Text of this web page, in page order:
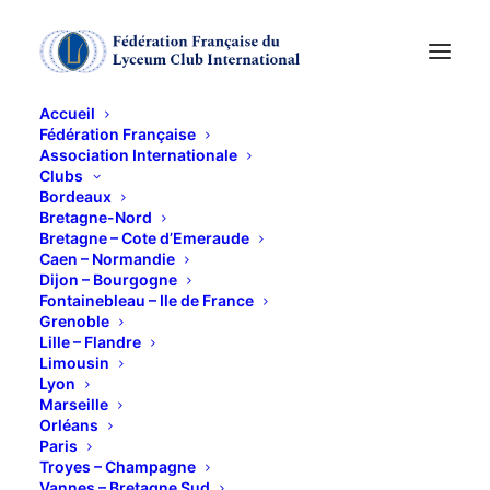
Accueil
Fédération Française
Association Internationale
Clubs
Bordeaux
Bretagne-Nord
Bretagne – Cote d’Emeraude
Caen – Normandie
Dijon – Bourgogne
Fontainebleau – Ile de France
Grenoble
Lille – Flandre
Limousin
Lyon
Marseille
Orléans
Paris
Troyes – Champagne
OPERA : RIGOLETTO
de VERDI
TRANSMISSION LIVE du MET de New York
RV à partir de 16h chez Françoise Mangez, billet en